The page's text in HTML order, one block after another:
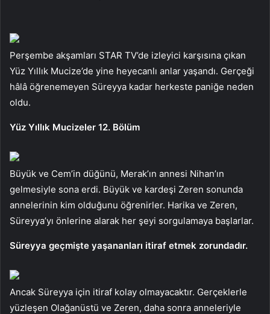
Perşembe akşamları STAR TV’de izleyici karşısına çıkan
Yüz Yıllık Mucize’de yine heyecanlı anlar yaşandı. Gerçeği
hâlâ öğrenemeyen Süreyya kadar herkeste paniğe neden
oldu.
Yüz Yıllık Mucizeler 12. Bölüm
Büyük ve Cem’in düğünü, Merak’ın annesi Nihan’ın
gelmesiyle sona erdi. Büyük ve kardeşi Zeren sonunda
annelerinin kim olduğunu öğrenirler. Harika ve Zeren,
Süreyya’yı önlerine alarak her şeyi sorgulamaya başlarlar.
Süreyya geçmişte yaşananları itiraf etmek zorundadır.
Ancak Süreyya için itiraf kolay olmayacaktır. Gerçeklerle
yüzleşen Olağanüstü ve Zeren, daha sonra anneleriyle